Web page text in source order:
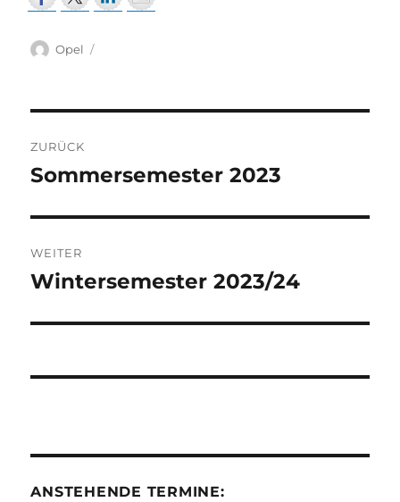
Autor
Opel
ZURÜCK
Vorheriger
Sommersemester 2023
WEITER
Nächster
Wintersemester 2023/24
ANSTEHENDE TERMINE: